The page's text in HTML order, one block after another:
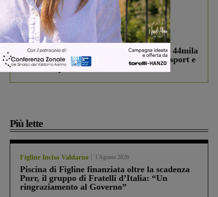
In vetrina 3 Agosto 2026
Estra Notizie agosto: Smart Cities, oltre 44mila
studenti coinvolti, torna il bando per lo sport e
debutta il podcast Estrair
Più lette
Figline Incisa Valdarno 1 Agosto 2026
Piscina di Figline finanziata oltre la scadenza
Pnrr, il gruppo di Fratelli d’Italia: “Un
ringraziamento al Governo”